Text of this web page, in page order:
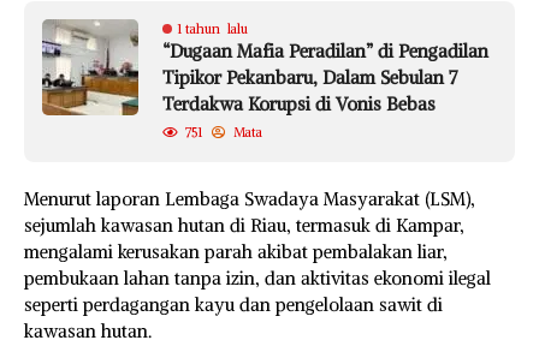
1 tahun lalu
“Dugaan Mafia Peradilan” di Pengadilan
Tipikor Pekanbaru, Dalam Sebulan 7
Terdakwa Korupsi di Vonis Bebas
751 Mata
Menurut laporan Lembaga Swadaya Masyarakat (LSM),
sejumlah kawasan hutan di Riau, termasuk di Kampar,
mengalami kerusakan parah akibat pembalakan liar,
pembukaan lahan tanpa izin, dan aktivitas ekonomi ilegal
seperti perdagangan kayu dan pengelolaan sawit di
kawasan hutan.